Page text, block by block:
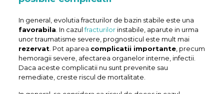
In general, evolutia fracturilor de bazin stabile este una
favorabila . In cazulfracturilorinstabile, aparute in urma
unor traumatisme severe, prognosticul este mult mai
rezervat. Pot aparea complicatii importante, precum
hemoragii severe, afectarea organelor interne, infectii.
Daca aceste complicatii nu sunt prevenite sau
remediate, creste riscul de mortalitate.